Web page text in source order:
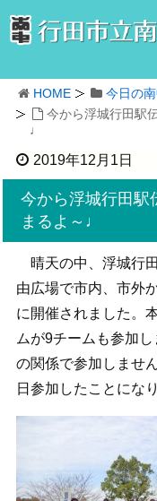
HOME
今日の
今から浮城行田駅
♩
2019年12月1日
今から浮城行田駅
まるよ～♩
晴天の中、浮城行
由広場で市内、市外
に開催されました。
ムが9チームも参加
の関係で参加しませ
日参加したことにな